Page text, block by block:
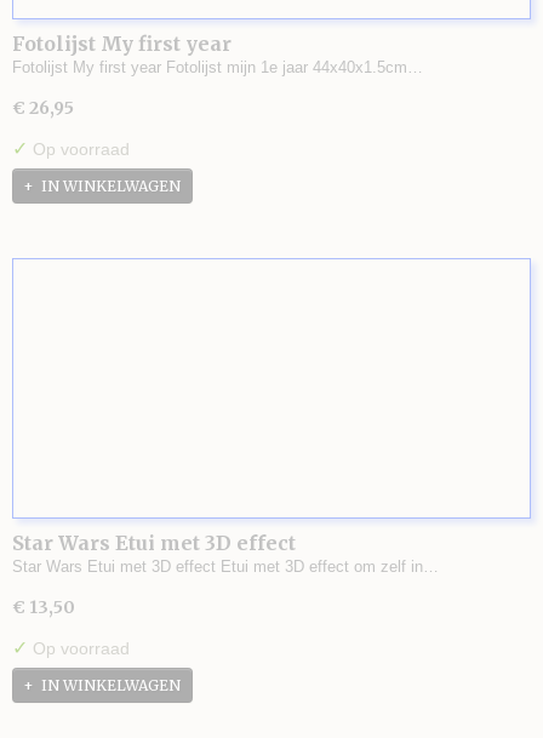
Fotolijst My first year
Fotolijst My first year Fotolijst mijn 1e jaar 44x40x1.5cm…
€ 26,95
✓ Op voorraad
IN WINKELWAGEN
Star Wars Etui met 3D effect
Star Wars Etui met 3D effect Etui met 3D effect om zelf in…
€ 13,50
✓ Op voorraad
IN WINKELWAGEN